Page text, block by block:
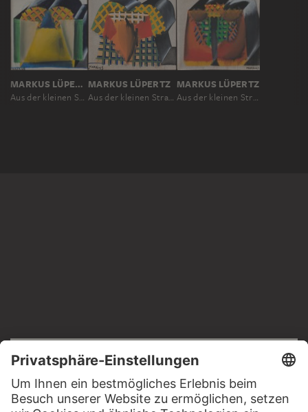
MARKUS LÜPERTZ
Aus der kleinen Straße - dithyrambisch
MARKUS LÜPERTZ
Aus der kleinen Straße
MARKUS LÜPERTZ
Aus der kleinen Straße
Impressum
Datenschutz
Copyright © 2026 Städel Museum